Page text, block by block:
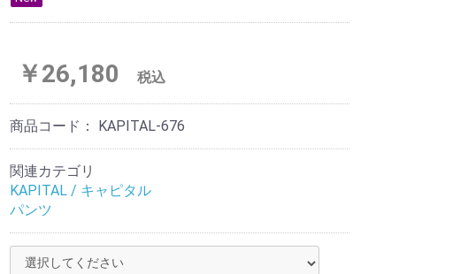
￥26,180 税込
商品コード： KAPITAL-676
関連カテゴリ
KAPITAL / キャピタル
パンツ